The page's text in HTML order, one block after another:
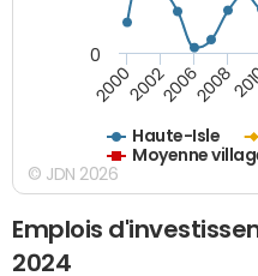
Haute-Isle
Moyenne
2000200220062008
0
© JDN 2026
Emplois
2024